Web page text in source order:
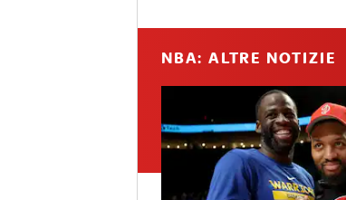
NBA: ALTRE NOTIZIE